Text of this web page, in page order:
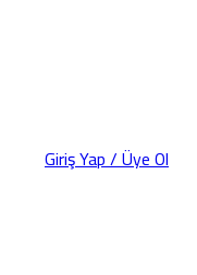
Giriş Yap / Üye Ol